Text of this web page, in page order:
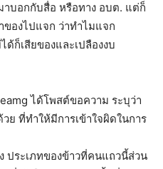
บอกกับสื่อ หรือทาง อบต. แต่ก็
องไปแจก ว่าทำไมแจก
ก็เสียของและเปลืองงบ
ได้โพสต์ขอความ ระบุว่า
ที่ทำให้มีการเข้าใจผิดในการ
ประเภทของข้าวที่คนแถวนี้ส่วน